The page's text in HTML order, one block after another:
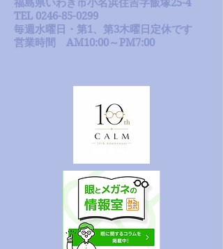
福島県いわき市小名浜住吉字飯塚25-4
TEL 0246-85-0299
毎週水曜日・第1、第3木曜日定休です
​営業時間 AM10:00～PM7:00